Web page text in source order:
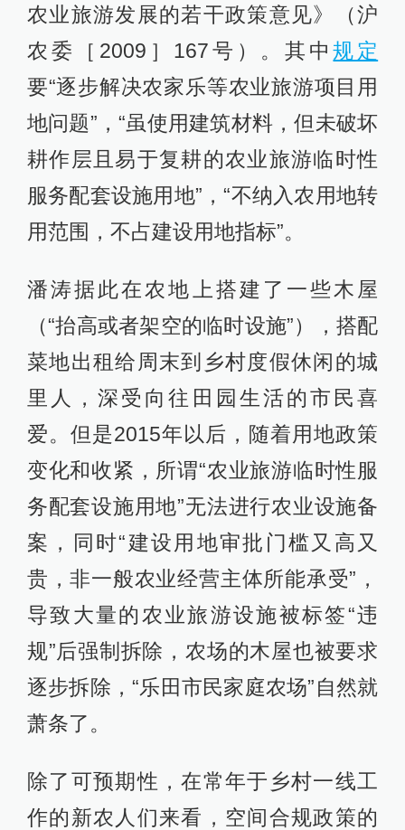
农业旅游发展的若干政策意见》（沪
农委［2009］167号）。其中规定
要“逐步解决农家乐等农业旅游项目用
地问题”，“虽使用建筑材料，但未破坏
耕作层且易于复耕的农业旅游临时性
服务配套设施用地”，“不纳入农用地转
用范围，不占建设用地指标”。
潘涛据此在农地上搭建了一些木屋
（“抬高或者架空的临时设施”），搭配
菜地出租给周末到乡村度假休闲的城
里人，深受向往田园生活的市民喜
爱。但是2015年以后，随着用地政策
变化和收紧，所谓“农业旅游临时性服
务配套设施用地”无法进行农业设施备
案，同时“建设用地审批门槛又高又
贵，非一般农业经营主体所能承受”，
导致大量的农业旅游设施被标签“违
规”后强制拆除，农场的木屋也被要求
逐步拆除，“乐田市民家庭农场”自然就
萧条了。
除了可预期性，在常年于乡村一线工
作的新农人们来看，空间合规政策的